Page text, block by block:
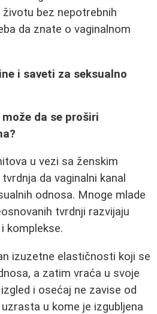
bez nepotrebnih
da znate o vaginalnom
i saveti za seksualno
da se proširi
u vezi sa ženskim
da vaginalni kanal
odnosa. Mnoge mlade
tvrdnji razvijaju
komplekse.
izuzetne elastičnosti koji se
a zatim vraća u svoje
i osećaj ne zavise od
u kome je izgubljena